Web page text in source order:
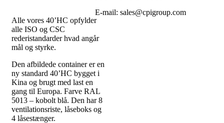
E-mail: sales@cpigroup.com
Alle vores 40’HC opfylder
alle ISO og CSC
rederistandarder hvad angår
mål og styrke.
Den afbildede container er en
ny standard 40’HC bygget i
Kina og brugt med last en
gang til Europa. Farve RAL
5013 – kobolt blå. Den har 8
ventilationsriste, låseboks og
4 låsestænger.